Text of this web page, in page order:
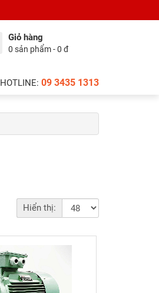
Giỏ hàng
0 sản phẩm - 0 đ
HOTLINE: 09 3435 1313
Hiển thị: